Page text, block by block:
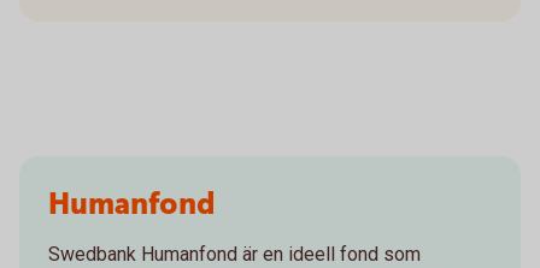
Humanfond
Swedbank Humanfond är en ideell fond som